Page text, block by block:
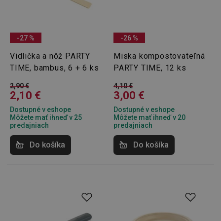
-27 %
Vidlička a nôž PARTY
TIME, bambus, 6 + 6 ks
2,90 €
2,10 €
Dostupné v eshope
Môžete mať ihneď v 25
predajniach
Do košíka
-26 %
Miska kompostovateľná
PARTY TIME, 12 ks
4,10 €
3,00 €
Dostupné v eshope
Môžete mať ihneď v 20
predajniach
Do košíka